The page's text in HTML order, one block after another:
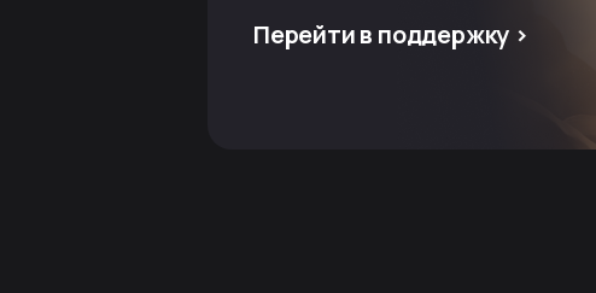
Перейти в поддержку >